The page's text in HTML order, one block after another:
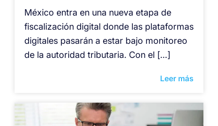
México entra en una nueva etapa de
fiscalización digital donde las plataformas
digitales pasarán a estar bajo monitoreo
de la autoridad tributaria. Con el […]
Leer más